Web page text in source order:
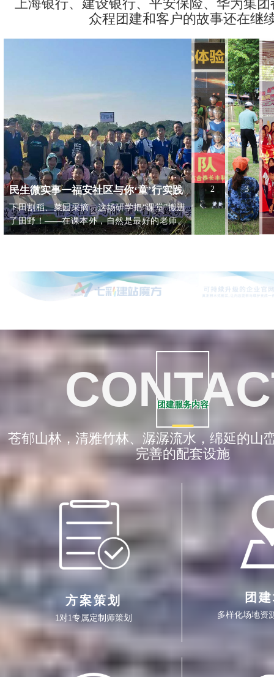
上海银行、建设银行、平安保险、华为集
民生微实事一福安社区与你‘童’行实践
研学活动项目
下田割稻、菜园采摘…这场研学把“课堂”搬进
了田野！——在课本外，自然是最好的老师。
上周，福安社区的“与你‘童’行实践研学”带着一
田里的“丰收课”金黄稻田里，孩...
2 3
团建服务内容
苍郁山林，清雅竹林、潺潺流水，绵延的山
完善的配套设施
方案策划 团